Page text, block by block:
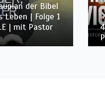
der Bibel
Leben | Folge 1
| mit Pastor